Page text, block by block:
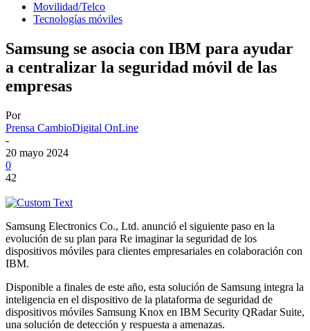
Movilidad/Telco
Tecnologías móviles
Samsung se asocia con IBM para ayudar
a centralizar la seguridad móvil de las
empresas
Por
Prensa CambioDigital OnLine
-
20 mayo 2024
0
42
Samsung Electronics Co., Ltd. anunció el siguiente paso en la
evolución de su plan para Re imaginar la seguridad de los
dispositivos móviles para clientes empresariales en colaboración con
IBM.
Disponible a finales de este año, esta solución de Samsung integra la
inteligencia en el dispositivo de la plataforma de seguridad de
dispositivos móviles Samsung Knox en IBM Security QRadar Suite,
una solución de detección y respuesta a amenazas.